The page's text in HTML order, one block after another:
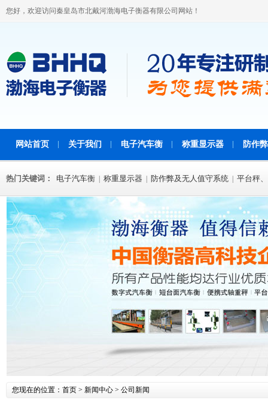
您好，欢迎访问秦皇岛市北戴河渤海电子衡器有限公司网站！
网站首页 关于我们 电子汽车衡 称重显示器 防作
热门关键词： 电子汽车衡 称重显示器 防作弊及无人值守系统 平台秤
您现在的位置： 首页 > 新闻中心 > 公司新闻